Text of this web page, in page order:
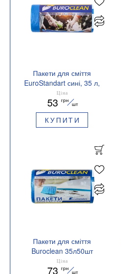
Пакети для сміття
EuroStandart сині, 35 л,
50 шт, BuroClean,
10200017
Ціна
53 грн
шт
КУПИТИ
Пакети для сміття
Buroclean 35л50шт
500x600мм блакитні
10мкм ПНТ HDPE
Ціна
73 грн
шт